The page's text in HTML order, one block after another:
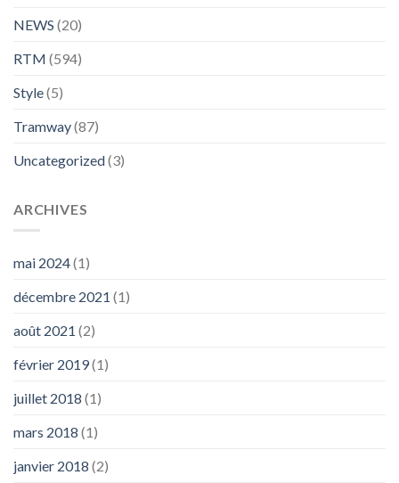
NEWS (20)
RTM (594)
Style(5)
Tramway(87)
Uncategorized(3)
ARCHIVES
mai 2024(1)
décembre 2021 (1)
août 2021 (2)
février 2019(1)
juillet 2018 (1)
mars 2018 (1)
janvier 2018 (2)